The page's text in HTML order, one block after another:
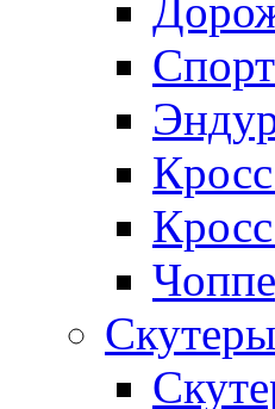
Скутеры